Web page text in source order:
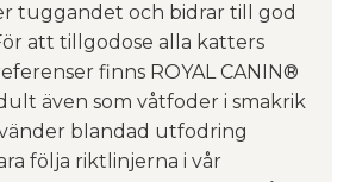
tuggandet och bidrar till god
att tillgodose alla katters
finns ROYAL CANIN®
även som våtfoder i smakrik
blandad utfodring
följa riktlinjerna i vår